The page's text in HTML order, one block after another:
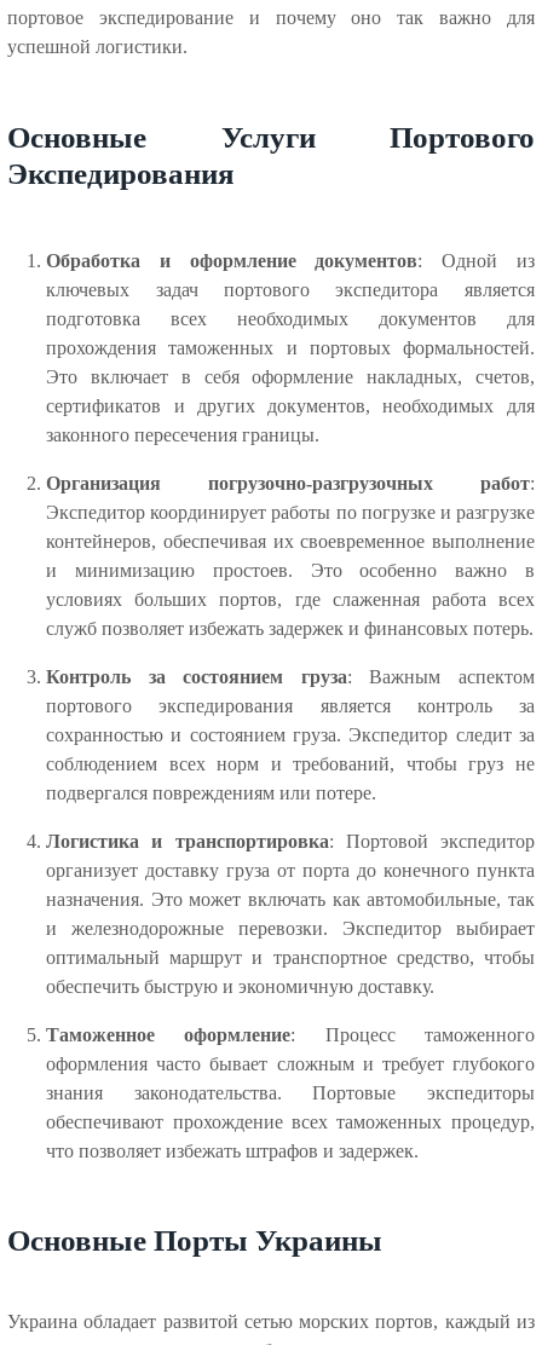
портовое экспедирование и почему оно так важно для
успешной логистики.
Основные Услуги Портового
Экспедирования
Обработка и оформление документов: Одной из
ключевых задач портового экспедитора является
подготовка всех необходимых документов для
прохождения таможенных и портовых формальностей.
Это включает в себя оформление накладных, счетов,
сертификатов и других документов, необходимых для
законного пересечения границы.
Организация погрузочно-разгрузочных работ:
Экспедитор координирует работы по погрузке и разгрузке
контейнеров, обеспечивая их своевременное выполнение
и минимизацию простоев. Это особенно важно в
условиях больших портов, где слаженная работа всех
служб позволяет избежать задержек и финансовых потерь.
Контроль за состоянием груза: Важным аспектом
портового экспедирования является контроль за
сохранностью и состоянием груза. Экспедитор следит за
соблюдением всех норм и требований, чтобы груз не
подвергался повреждениям или потере.
Логистика и транспортировка: Портовой экспедитор
организует доставку груза от порта до конечного пункта
назначения. Это может включать как автомобильные, так
и железнодорожные перевозки. Экспедитор выбирает
оптимальный маршрут и транспортное средство, чтобы
обеспечить быструю и экономичную доставку.
Таможенное оформление: Процесс таможенного
оформления часто бывает сложным и требует глубокого
знания законодательства. Портовые экспедиторы
обеспечивают прохождение всех таможенных процедур,
что позволяет избежать штрафов и задержек.
Основные Порты Украины
Украина обладает развитой сетью морских портов, каждый из